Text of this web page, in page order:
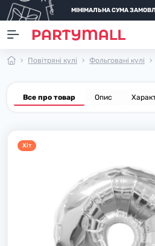
МІНІМАЛЬНА СУМА
Повітряні кулі Фольговані кулі
Все про товар Опис
Хiт